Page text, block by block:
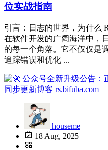
位实战指南
引言：日志的世界，为什么
在软件开发的广阔海洋中，
的每一个角落。它不仅仅是
追踪错误和优化 ...
houseme
18 Aug, 2025